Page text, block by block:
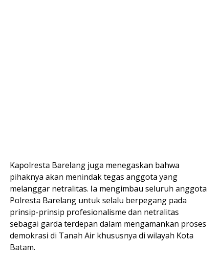
Kapolresta Barelang juga menegaskan bahwa
pihaknya akan menindak tegas anggota yang
melanggar netralitas. Ia mengimbau seluruh anggota
Polresta Barelang untuk selalu berpegang pada
prinsip-prinsip profesionalisme dan netralitas
sebagai garda terdepan dalam mengamankan proses
demokrasi di Tanah Air khususnya di wilayah Kota
Batam.